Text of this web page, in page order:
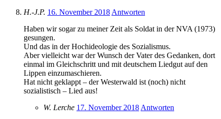
H.-J.P. 16. November 2018 Antworten
Haben wir sogar zu meiner Zeit als Soldat in der NVA (1973)
gesungen.
Und das in der Hochideologie des Sozialismus.
Aber vielleicht war der Wunsch der Vater des Gedanken, dort
einmal im Gleichschritt und mit deutschem Liedgut auf den
Lippen einzumaschieren.
Hat nicht geklappt – der Westerwald ist (noch) nicht
sozialistisch – Lied aus!
W. Lerche 17. November 2018 Antworten